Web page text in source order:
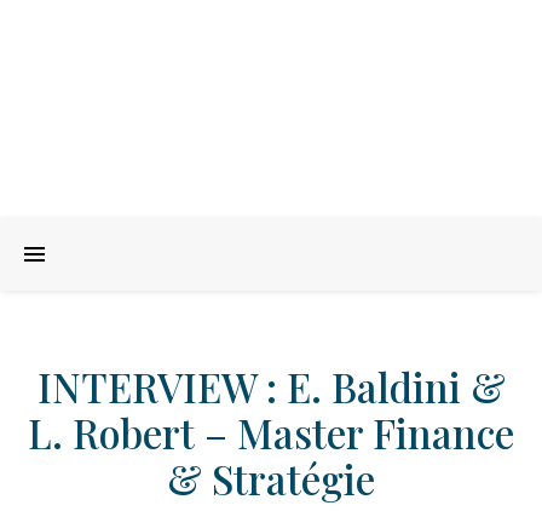
INTERVIEW : E. Baldini &
L. Robert – Master Finance
& Stratégie